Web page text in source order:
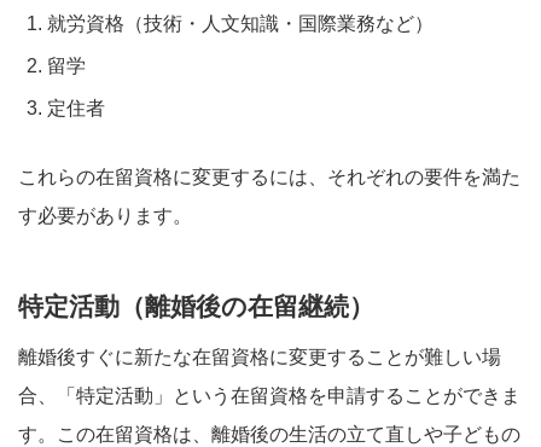
就労資格（技術・人文知識・国際業務など）
留学
定住者
これらの在留資格に変更するには、それぞれの要件を満た
す必要があります。
特定活動（離婚後の在留継続）
離婚後すぐに新たな在留資格に変更することが難しい場
合、「特定活動」という在留資格を申請することができま
す。この在留資格は、離婚後の生活の立て直しや子どもの